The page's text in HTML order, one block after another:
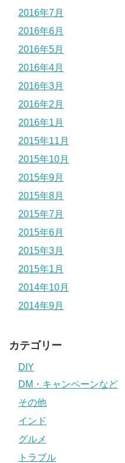
2016年7月
2016年6月
2016年5月
2016年4月
2016年3月
2016年2月
2016年1月
2015年11月
2015年10月
2015年9月
2015年8月
2015年7月
2015年6月
2015年3月
2015年1月
2014年10月
2014年9月
カテゴリー
DIY
DM・キャンペーンなど
その他
インド
グルメ
トラブル